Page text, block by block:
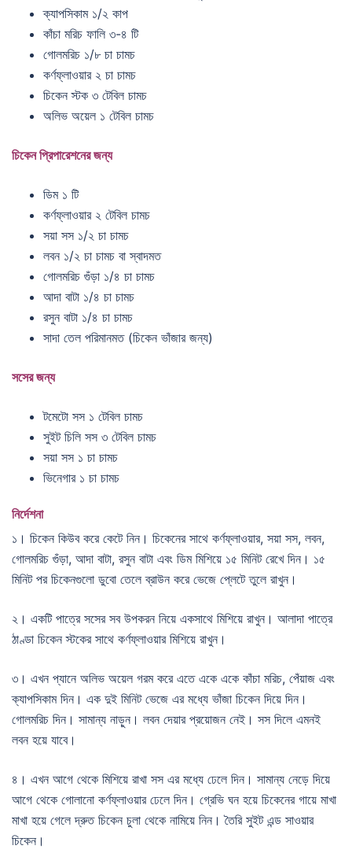
ক্যাপসিকাম ১/২ কাপ
কাঁচা মরিচ ফালি ৩-৪ টি
গোলমরিচ ১/৮ চা চামচ
কর্ণফ্লাওয়ার ২ চা চামচ
চিকেন স্টক ৩ টেবিল চামচ
অলিভ অয়েল ১ টেবিল চামচ
চিকেন প্রিপারেশনের জন্য
ডিম ১ টি
কর্ণফ্লাওয়ার ২ টেবিল চামচ
সয়া সস ১/২ চা চামচ
লবন ১/২ চা চামচ বা স্বাদমত
গোলমরিচ গুঁড়া ১/৪ চা চামচ
আদা বাটা ১/৪ চা চামচ
রসুন বাটা ১/৪ চা চামচ
সাদা তেল পরিমানমত (চিকেন ভাঁজার জন্য)
সসের জন্য
টমেটো সস ১ টেবিল চামচ
সুইট চিলি সস ৩ টেবিল চামচ
সয়া সস ১ চা চামচ
ভিনেগার ১ চা চামচ
নির্দেশনা
১। চিকেন কিউব করে কেটে নিন। চিকেনের সাথে কর্ণফ্লাওয়ার, সয়া সস, লবন,
গোলমরিচ গুঁড়া, আদা বাটা, রসুন বাটা এবং ডিম মিশিয়ে ১৫ মিনিট রেখে দিন। ১৫
মিনিট পর চিকেনগুলো ডুবো তেলে ব্রাউন করে ভেজে প্লেটে তুলে রাখুন।
২। একটি পাত্রে সসের সব উপকরন নিয়ে একসাথে মিশিয়ে রাখুন। আলাদা পাত্রে
ঠাণ্ডা চিকেন স্টকের সাথে কর্ণফ্লাওয়ার মিশিয়ে রাখুন।
৩। এখন প্যানে অলিভ অয়েল গরম করে এতে একে একে কাঁচা মরিচ, পেঁয়াজ এবং
ক্যাপসিকাম দিন। এক দুই মিনিট ভেজে এর মধ্যে ভাঁজা চিকেন দিয়ে দিন।
গোলমরিচ দিন। সামান্য নাড়ুন। লবন দেয়ার প্রয়োজন নেই। সস দিলে এমনই
লবন হয়ে যাবে।
৪। এখন আগে থেকে মিশিয়ে রাখা সস এর মধ্যে ঢেলে দিন। সামান্য নেড়ে দিয়ে
আগে থেকে গোলানো কর্ণফ্লাওয়ার ঢেলে দিন। গ্রেভি ঘন হয়ে চিকেনের গায়ে মাখা
মাখা হয়ে গেলে দ্রুত চিকেন চুলা থেকে নামিয়ে নিন। তৈরি সুইট এন্ড সাওয়ার
চিকেন।